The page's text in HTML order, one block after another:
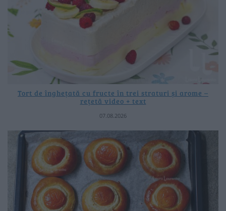
Tort de înghețată cu fructe în trei straturi și arome –
rețetă video + text
07.08.2026